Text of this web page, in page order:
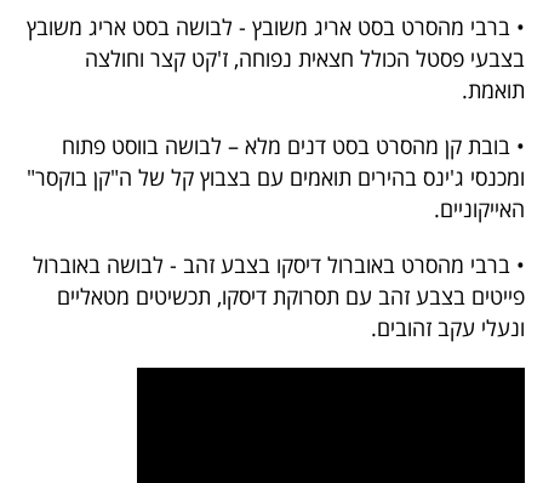
עקבו
אחרינו:
• ברבי מהסרט בסט אריג משובץ - לבושה בסט אריג משובץ
בצבעי פסטל הכולל חצאית נפוחה, ז'קט קצר וחולצה
תואמת.
• בובת קן מהסרט בסט דנים מלא – לבושה בווסט פתוח
ומכנסי ג'ינס בהירים תואמים עם בצבוץ קל של ה"קן בוקסר"
האייקוניים.
• ברבי מהסרט באוברול דיסקו בצבע זהב - לבושה באוברול
פייטים בצבע זהב עם תסרוקת דיסקו, תכשיטים מטאליים
ונעלי עקב זהובים.